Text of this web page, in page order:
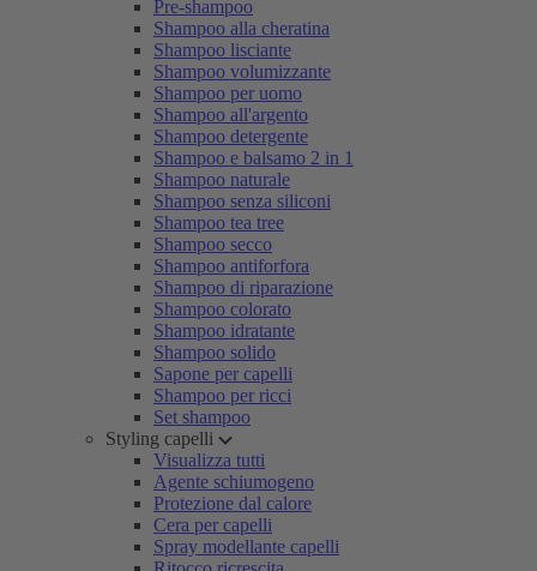
Pre-shampoo
Shampoo alla cheratina
Shampoo lisciante
Shampoo volumizzante
Shampoo per uomo
Shampoo all'argento
Shampoo detergente
Shampoo e balsamo 2 in 1
Shampoo naturale
Shampoo senza siliconi
Shampoo tea tree
Shampoo secco
Shampoo antiforfora
Shampoo di riparazione
Shampoo colorato
Shampoo idratante
Shampoo solido
Sapone per capelli
Shampoo per ricci
Set shampoo
Styling capelli
Visualizza tutti
Agente schiumogeno
Protezione dal calore
Cera per capelli
Spray modellante capelli